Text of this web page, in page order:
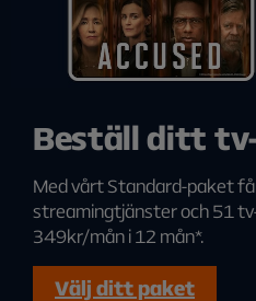
Beställ ditt
Med vårt Standard-paket
streamingtjänster och 51
349kr/mån i 12 mån*.
Välj ditt paket